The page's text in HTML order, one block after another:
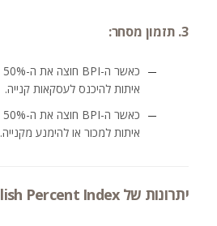
3. תזמון מסחר:
איתות להיכנס לעסקאות קנייה.
איתות למכור או להימנע מקנייה.
יתרונות של Bullish Percent Index